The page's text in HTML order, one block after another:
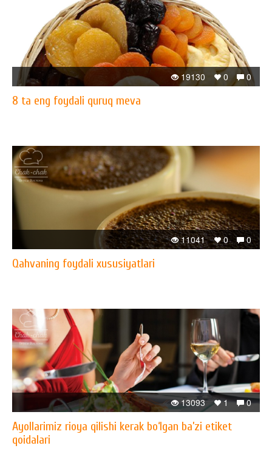
0
0
19130
8 ta eng foydali quruq meva
0
0
11041
Qahvaning foydali xususiyatlari
0
1
13093
Ayollarimiz rioya qilishi kerak bo‘lgan ba’zi etiket
qoidalari